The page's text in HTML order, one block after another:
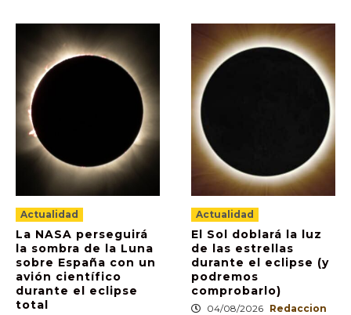
Actualidad
La NASA perseguirá
la sombra de la Luna
sobre España con un
avión científico
durante el eclipse
total
Actualidad
El Sol doblará la luz
de las estrellas
durante el eclipse (y
podremos
comprobarlo)
04/08/2026 Redaccion